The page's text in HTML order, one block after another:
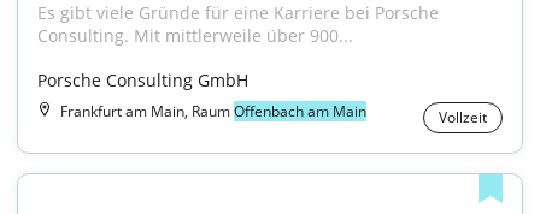
Es gibt viele Gründe für eine Karriere bei Porsche
Consulting. Mit mittlerweile über 900...
Porsche Consulting GmbH
Frankfurt am Main, RaumOffenbach am Main Vollzeit